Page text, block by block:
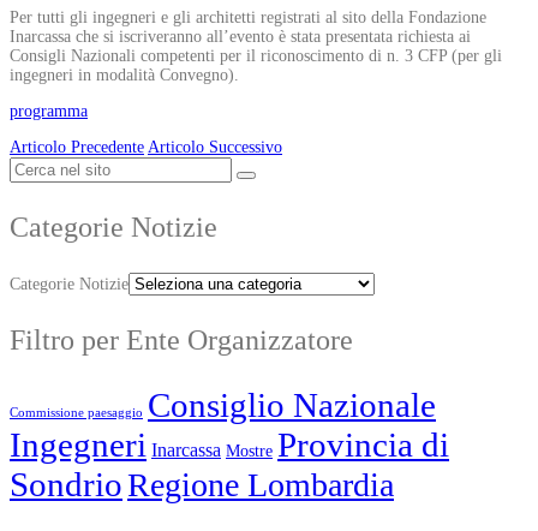
Per tutti gli ingegneri e gli architetti registrati al sito della Fondazione
Inarcassa che si iscriveranno all’evento è stata presentata richiesta ai
Consigli Nazionali competenti per il riconoscimento di n. 3 CFP (per gli
ingegneri in modalità Convegno).
programma
Articolo Precedente Articolo Successivo
Categorie Notizie
Categorie Notizie
Filtro per Ente Organizzatore
Commissione paesaggio Consiglio Nazionale
Ingegneri Inarcassa Mostre Provincia di
SondrioRegione Lombardia